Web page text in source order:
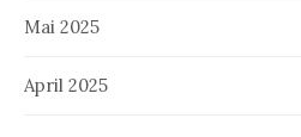
Mai 2025
April 2025